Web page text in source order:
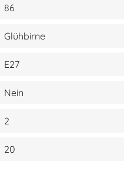
86
Glühbirne
E27
Nein
2
20